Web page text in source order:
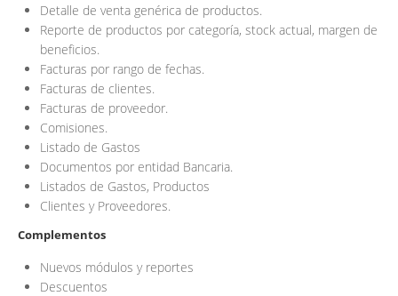
Detalle de venta genérica de productos.
Reporte de productos por categoría, stock actual, margen de
beneficios.
Facturas por rango de fechas.
Facturas de clientes.
Facturas de proveedor.
Comisiones.
Listado de Gastos
Documentos por entidad Bancaria.
Listados de Gastos, Productos
Clientes y Proveedores.
Complementos
Nuevos módulos y reportes
Descuentos